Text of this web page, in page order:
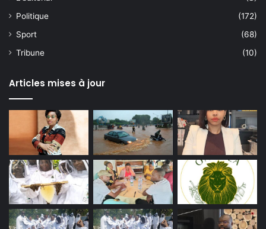
Politique
(172)
Sport
(68)
Tribune
(10)
Articles mises à jour